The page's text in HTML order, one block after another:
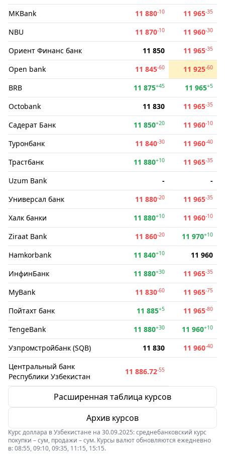
MKBank 11 880-10 11 965-35
NBU 11 870-10 11 960-30
Ориент Финанс банк 11 850 11 965-35
Open bank 11 845-60 11 925-60
BRB 11 875+45 11 965+5
Octobank 11 830 11 965-35
Садерат Банк 11 850+20 11 960-10
Туронбанк 11 840-30 11 960-40
Трастбанк 11 880+10 11 965-35
Uzum Bank -
-
Универсал банк
11 880-20 11 965-35
Халк банки 11 880+10 11 960-10
Ziraat Bank 11 860-20 11 970+10
Hamkorbank 11 840+10
11 960
ИнфинБанк
11 880+30 11 965-35
MyBank 11 830-60 11 965-75
Пойтахт банк 11 885+5 11 965-80
TengeBank 11 880+30 11 960+10
Узпромстройбанк (SQB) 11 830 11 960-40
Центральный банк
Республики Узбекистан
11 886.72-55
Расширенная таблица курсов
Архив курсов
Курс доллара в Узбекистане на 30.09.2025: среднебанковский курс
покупки – сум, продажи – сум. Курсы валют обновляются ежедневно
в: 08:55, 09:10, 09:35, 11:15, 15:15.